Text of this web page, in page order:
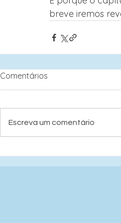
breve iremos
Comentários
Escreva um comentário